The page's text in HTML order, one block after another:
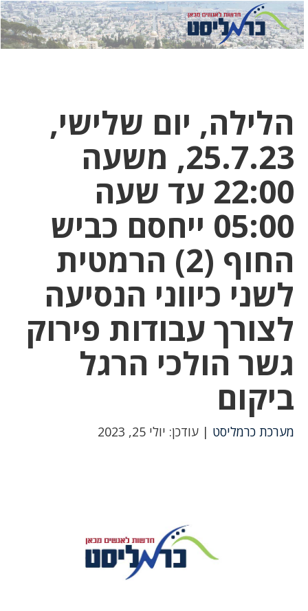
לחץ
כאן
לחץ
כדי
הלילה, יום שלישי,
25.7.23, משעה
22:00 עד שעה
05:00 ייחסם כביש
החוף (2) הרמטית
לשני כיווני הנסיעה
לצורך עבודות פירוק
גשר הולכי הרגל
ביקום
מערכת כרמליסט | עודכן: יולי 25, 2023